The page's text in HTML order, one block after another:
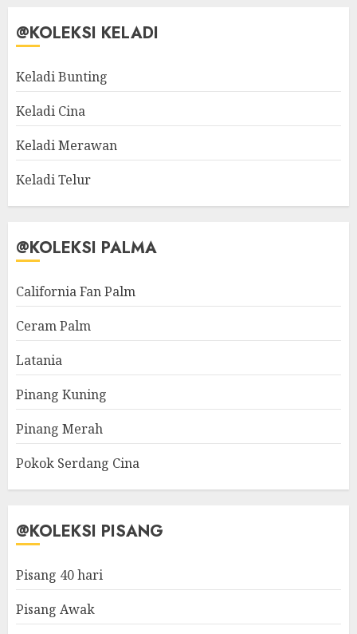
@KOLEKSI KELADI
Keladi Bunting
Keladi Cina
Keladi Merawan
Keladi Telur
@KOLEKSI PALMA
California Fan Palm
Ceram Palm
Latania
Pinang Kuning
Pinang Merah
Pokok Serdang Cina
@KOLEKSI PISANG
Pisang 40 hari
Pisang Awak